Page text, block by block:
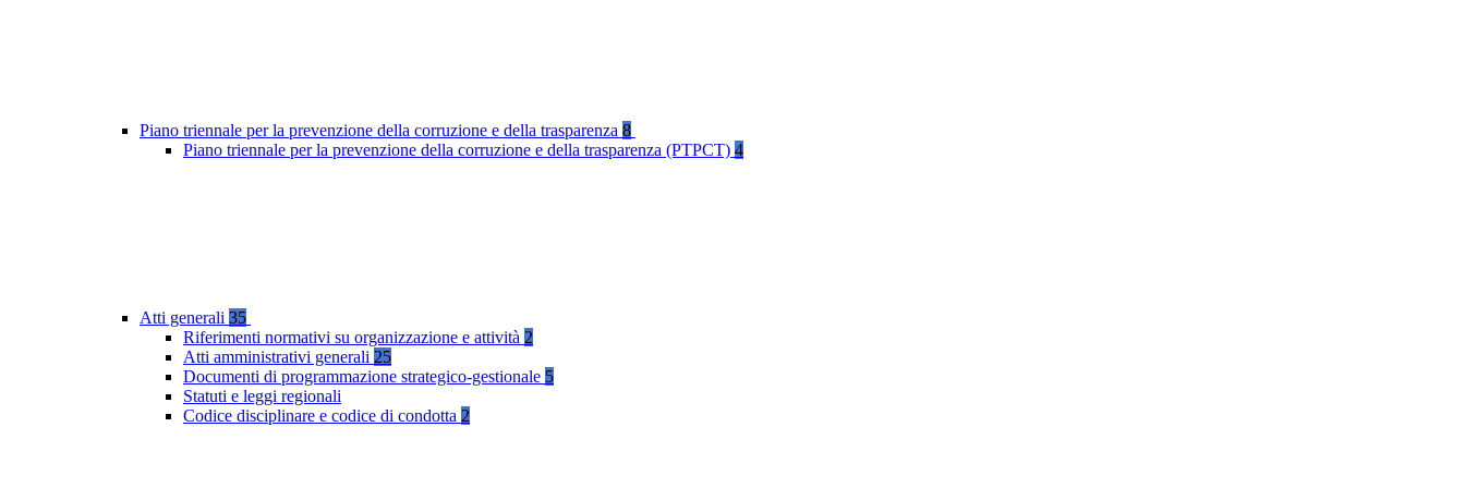
Piano triennale per la prevenzione della corruzione e della trasparenza 8
Piano triennale per la prevenzione della corruzione e della trasparenza (PTPCT) 4
Atti generali 35
Riferimenti normativi su organizzazione e attività 2
Atti amministrativi generali 25
Documenti di programmazione strategico-gestionale 5
Statuti e leggi regionali
Codice disciplinare e codice di condotta 2